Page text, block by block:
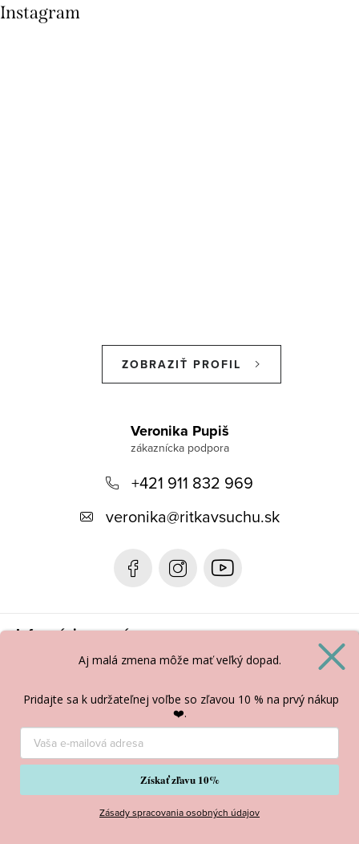
Instagram
ZOBRAZIŤ PROFIL
Veronika Pupiš
+421 911 832 969
veronika@ritkavsuchu.sk
Informácie pre vás
Vytvoril Shoptet
Copyright 2026Ritka v suchu. Všetky práva vyhradené.
Aj malá zmena môže mať veľký dopad.
Pridajte sa k udržateľnej voľbe so zľavou 10 % na prvý nákup
❤️.
Získať zľavu 10%
Zásady spracovania osobných údajov